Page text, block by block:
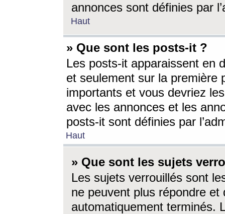
annonces sont définies par
Haut
» Que sont les posts-it ?
Les posts-it apparaissent en
et seulement sur la première
importants et vous devriez
avec les annonces et les
posts-it sont définies par
Haut
» Que sont les sujets
Les sujets verrouillés sont
ne peuvent plus répondre
automatiquement terminés.